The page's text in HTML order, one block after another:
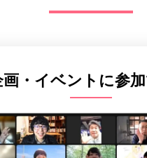
画・イベントに参